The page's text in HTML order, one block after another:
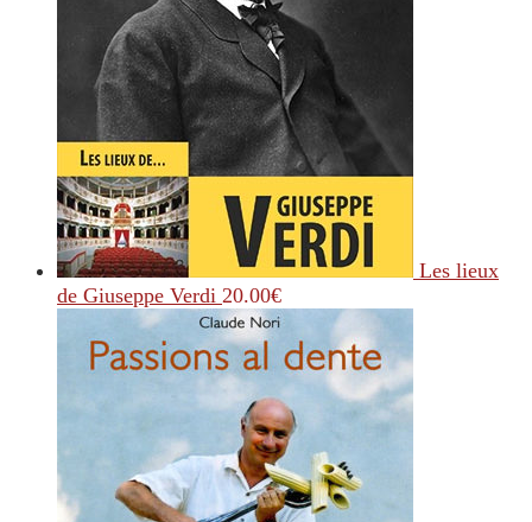
Les lieux
de Giuseppe Verdi 20.00€